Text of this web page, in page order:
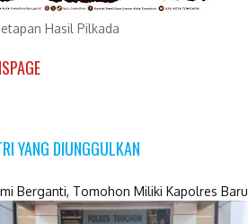
Hasil Pilkada
YANG DIUNGGULKAN
Berganti, Tomohon Miliki Kapolres Baru